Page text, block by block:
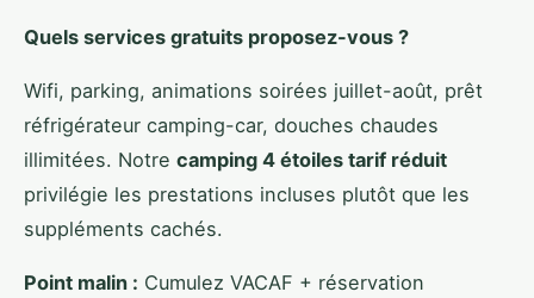
Quels services gratuits proposez-vous ?
Wifi, parking, animations soirées juillet-août, prêt
réfrigérateur camping-car, douches chaudes
illimitées. Notre camping 4 étoiles tarif réduit
privilégie les prestations incluses plutôt que les
suppléments cachés.
Point malin : Cumulez VACAF + réservation